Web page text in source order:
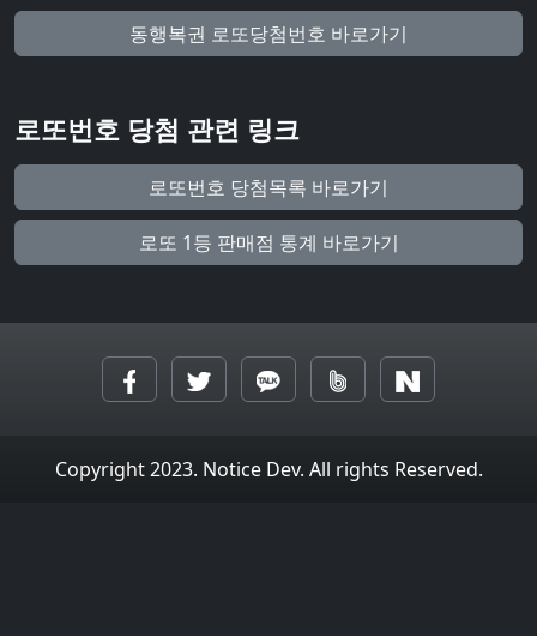
동행복권 로또당첨번호 바로가기
로또번호 당첨 관련 링크
로또번호 당첨목록 바로가기
로또 1등 판매점 통계 바로가기
Copyright 2023. Notice Dev. All rights Reserved.